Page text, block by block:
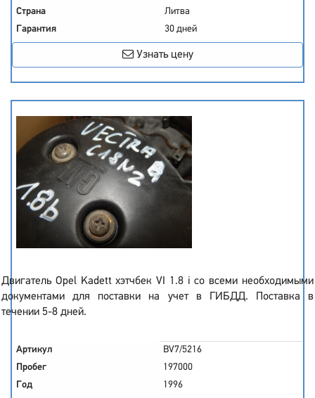
Страна
Литва
Гарантия
30 дней
Узнать цену
Двигатель Opel Kadett хэтчбек VI 1.8 i со всеми необходимыми
документами для поставки на учет в ГИБДД. Поставка в
течении 5-8 дней.
Артикул
BV7/5216
Пробег
197000
Год
1996